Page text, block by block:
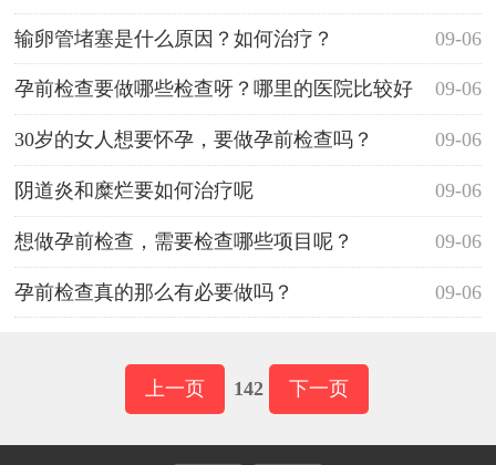
09-06
输卵管堵塞是什么原因？如何治疗？
09-06
孕前检查要做哪些检查呀？哪里的医院比较好
呀？ 09-06
30岁的女人想要怀孕，要做孕前检查吗？
09-06
阴道炎和糜烂要如何治疗呢
09-06
想做孕前检查，需要检查哪些项目呢？
09-06
孕前检查真的那么有必要做吗？
上一页 142 下一页